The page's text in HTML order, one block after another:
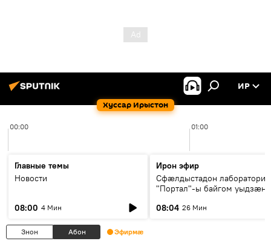
Хуссар Ирыстон
ИР
00:00 01:00
Главные темы
Новости
08:00 4 Мин
Ирон эфир
Сфæлдыстадон лаборатори
"Портал"-ы байгом уыдзæн
Æхсары куыстыты равдыст
08:04 26 Мин
Знон Абон Эфирмæ